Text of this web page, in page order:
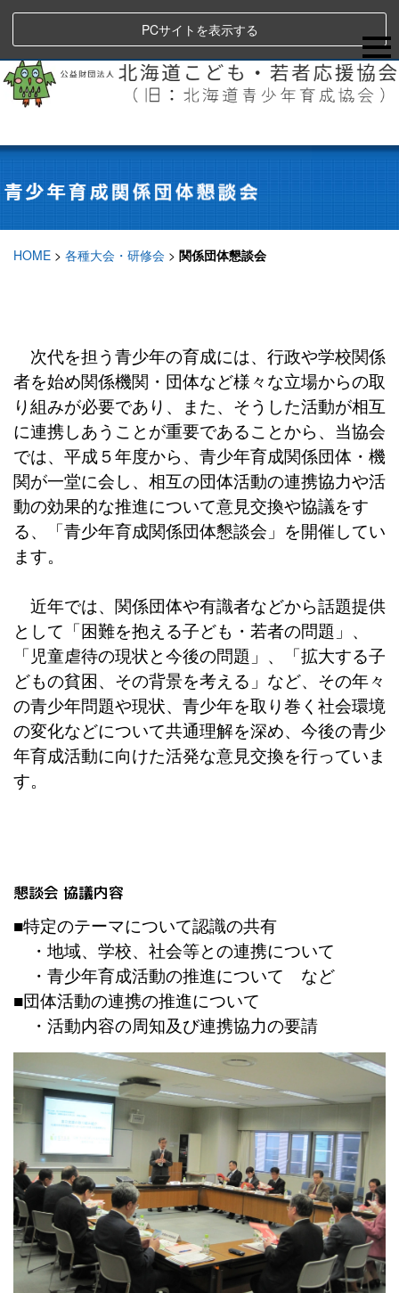
PCサイトを表示する
HOME > 各種大会・研修会 > 関係団体懇談会
次代を担う青少年の育成には、行政や学校関係
者を始め関係機関・団体など様々な立場からの取
り組みが必要であり、また、そうした活動が相互
に連携しあうことが重要であることから、当協会
では、平成５年度から、青少年育成関係団体・機
関が一堂に会し、相互の団体活動の連携協力や活
動の効果的な推進について意見交換や協議をす
る、「青少年育成関係団体懇談会」を開催してい
ます。
近年では、関係団体や有識者などから話題提供
として「困難を抱える子ども・若者の問題」、
「児童虐待の現状と今後の問題」、「拡大する子
どもの貧困、その背景を考える」など、その年々
の青少年問題や現状、青少年を取り巻く社会環境
の変化などについて共通理解を深め、今後の青少
年育成活動に向けた活発な意見交換を行っていま
す。
懇談会 協議内容
■特定のテーマについて認識の共有
・地域、学校、社会等との連携について
・青少年育成活動の推進について など
■団体活動の連携の推進について
・活動内容の周知及び連携協力の要請